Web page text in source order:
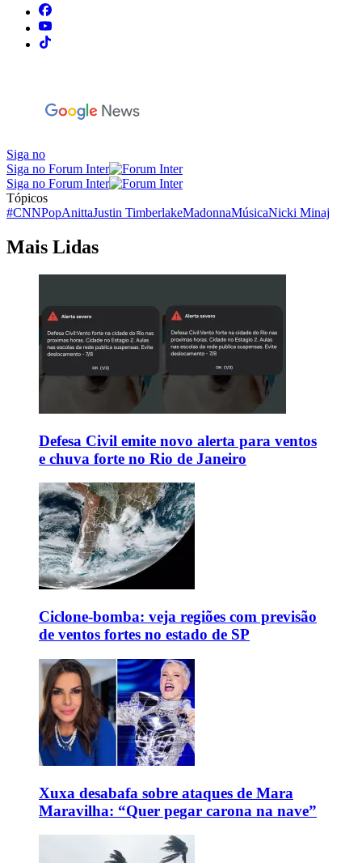
Siga no
Siga no Forum Inter
Siga no Forum Inter
Tópicos
#CNNPopAnittaJustin TimberlakeMadonnaMúsicaNicki Minaj
Mais Lidas
Defesa Civil emite novo alerta para ventos
e chuva forte no Rio de Janeiro
Ciclone-bomba: veja regiões com previsão
de ventos fortes no estado de SP
Xuxa desabafa sobre ataques de Mara
Maravilha: “Quer pegar carona na nave”